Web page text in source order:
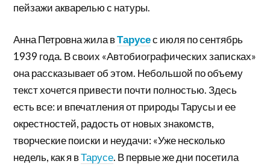
пейзажи акварелью с натуры.
Анна Петровна жила вТарусес июля по сентябрь
1939 года. В своих «Автобиографических записках»
она рассказывает об этом. Небольшой по объему
текст хочется привести почти полностью. Здесь
есть все: и впечатления от природы Тарусы и ее
окрестностей, радость от новых знакомств,
творческие поиски и неудачи: «Уже несколько
недель, как я вТарусе. В первые же дни посетила